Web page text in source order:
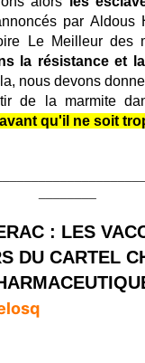
par Aldous
Le Meilleur des
la résistance et
nous devons
de la marmite
avant qu'il ne soit
: LES
DU CARTEL